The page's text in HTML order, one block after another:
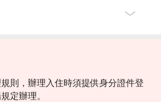
則，辦理入住時須提供身分證件登
定辦理。